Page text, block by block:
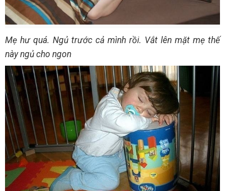
Mẹ hư quá. Ngủ trước cả mình rồi. Vắt lên mặt mẹ thế
này ngủ cho ngon